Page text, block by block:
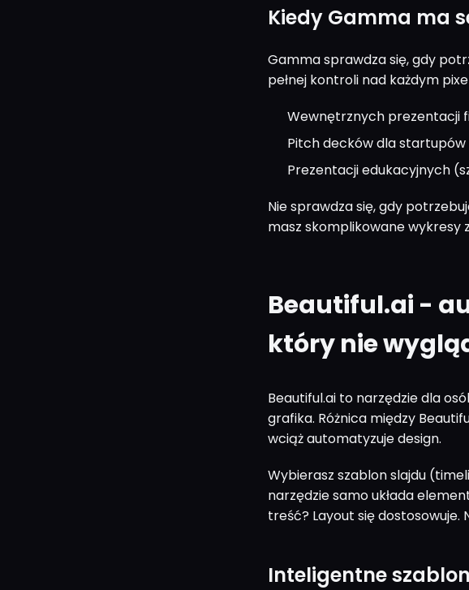
Kiedy Gamma ma
Gamma sprawdza się, gdy
pełnej kontroli nad każdym
Wewnętrznych prezentacji
Pitch decków dla
Prezentacji edukacyjnych
Nie sprawdza się, gdy
masz skomplikowane wykresy
Beautiful.ai -
który nie
Beautiful.ai to narzędzie dla
grafika. Różnica między
wciąż automatyzuje design.
Wybierasz szablon slajdu
narzędzie samo układa
treść? Layout się dostosowuje.
Inteligentne